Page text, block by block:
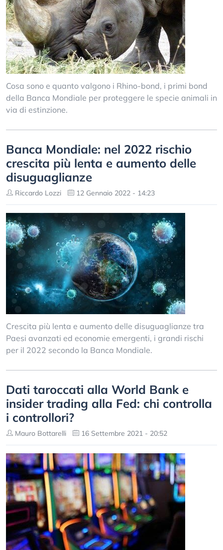
Cosa sono e quanto valgono i Rhino-bond, i primi bond
della Banca Mondiale per proteggere le specie animali in
via di estinzione.
Banca Mondiale: nel 2022 rischio
crescita più lenta e aumento delle
disuguaglianze
Riccardo Lozzi 12 Gennaio 2022 - 14:23
Crescita più lenta e aumento delle disuguaglianze tra
Paesi avanzati ed economie emergenti, i grandi rischi
per il 2022 secondo la Banca Mondiale.
Dati taroccati alla World Bank e
insider trading alla Fed: chi controlla
i controllori?
Mauro Bottarelli 16 Settembre 2021 - 20:52